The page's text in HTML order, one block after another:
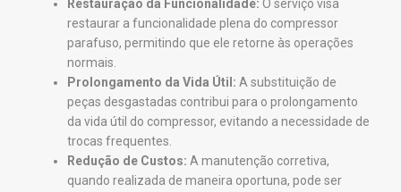
Restauração da Funcionalidade: O serviço visa
restaurar a funcionalidade plena do compressor
parafuso, permitindo que ele retorne às operações
normais.
Prolongamento da Vida Útil: A substituição de
peças desgastadas contribui para o prolongamento
da vida útil do compressor, evitando a necessidade de
trocas frequentes.
Redução de Custos: A manutenção corretiva,
quando realizada de maneira oportuna, pode ser